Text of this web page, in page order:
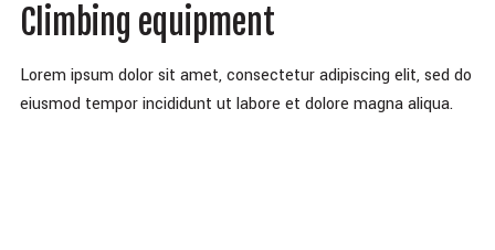
Climbing equipment
Lorem ipsum dolor sit amet, consectetur adipiscing elit, sed do
eiusmod tempor incididunt ut labore et dolore magna aliqua.